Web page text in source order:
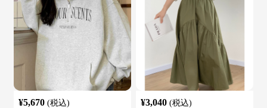
¥5,670 (税込) ¥3,040 (税込)